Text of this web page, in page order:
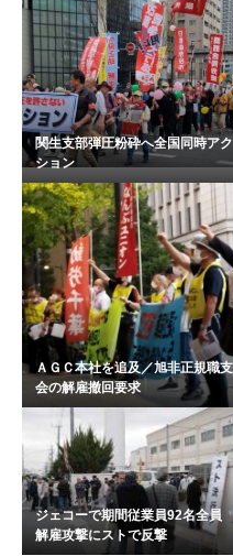
関生支部弾圧粉砕へ全国同時アク
ション
ＡＧＣ本社を追及／旭非正規職支
会の解雇撤回要求
ジェコーで期間従業員92名全員
解雇攻撃にストで反撃